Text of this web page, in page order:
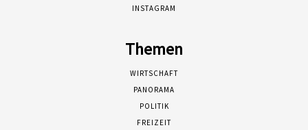
INSTAGRAM
Themen
WIRTSCHAFT
PANORAMA
POLITIK
FREIZEIT